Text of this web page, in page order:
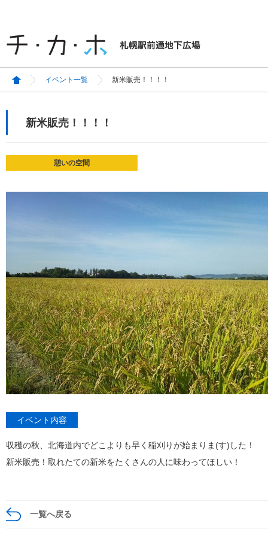
イベント一覧 新米販売！！！！
新米販売！！！！
憩いの空間
イベント内容
収穫の秋、北海道内でどこよりも早く稲刈りが始まりま(す)した！
新米販売！取れたての新米をたくさんの人に味わってほしい！
一覧へ戻る